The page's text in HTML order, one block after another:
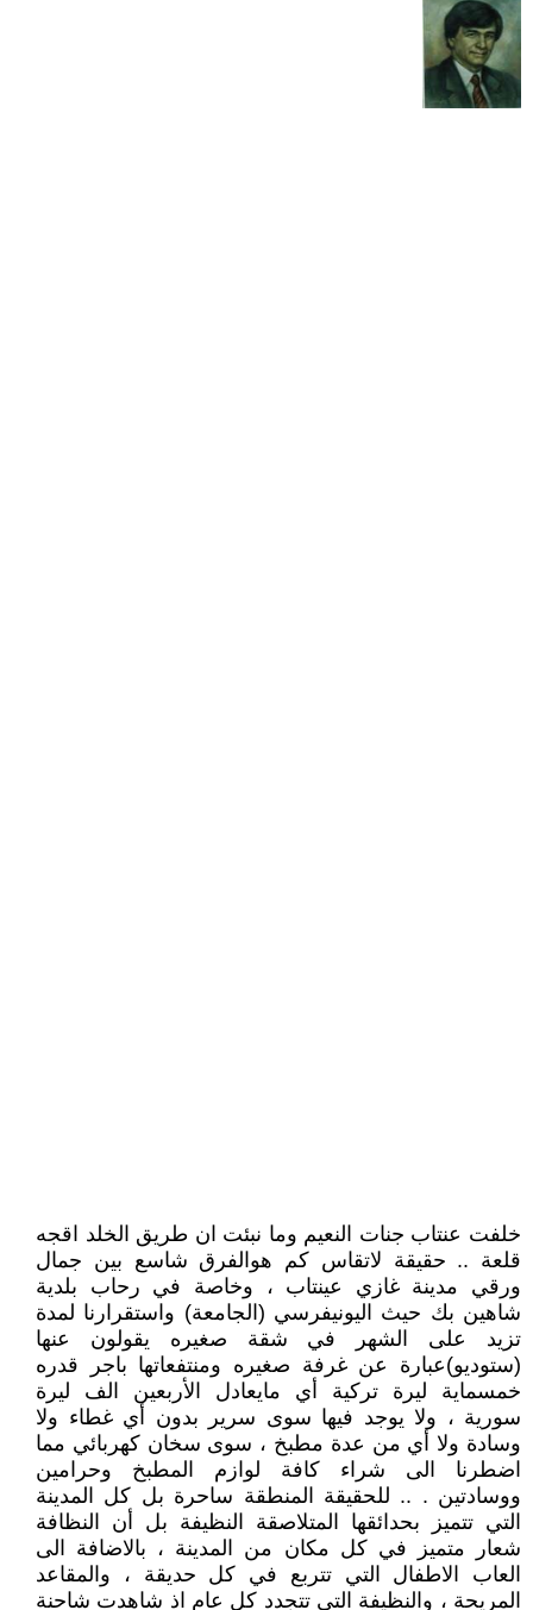
خلفت عنتاب جنات النعيم وما نبئت ان طريق الخلد اقجه
قلعة .. حقيقة لاتقاس كم هوالفرق شاسع بين جمال
ورقي مدينة غازي عينتاب ، وخاصة في رحاب بلدية
شاهين بك حيث اليونيفرسي (الجامعة) واستقرارنا لمدة
تزيد على الشهر في شقة صغيره يقولون عنها
(ستوديو)عبارة عن غرفة صغيره ومنتفعاتها باجر قدره
خمسماية ليرة تركية أي مايعادل الأربعين الف ليرة
سورية ، ولا يوجد فيها سوى سرير بدون أي غطاء ولا
وسادة ولا أي من عدة مطبخ ، سوى سخان كهربائي مما
اضطرنا الى شراء كافة لوازم المطبخ وحرامين
ووسادتين . .. للحقيقة المنطقة ساحرة بل كل المدينة
التي تتميز بحدائقها المتلاصقة النظيفة بل أن النظافة
شعار متميز في كل مكان من المدينة ، بالاضافة الى
العاب الاطفال التي تتربع في كل حديقة ، والمقاعد
المريحة ، والنظيفة التي تتجدد كل عام اذ شاهدت شاحنة